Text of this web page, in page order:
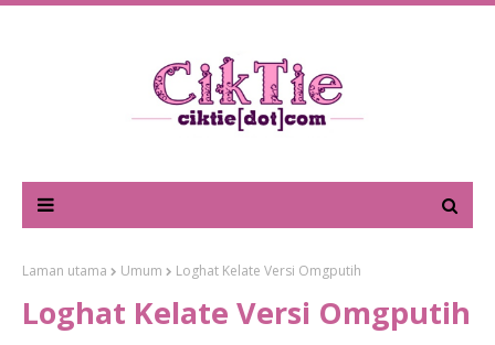
Laman utama Umum Loghat Kelate Versi Omgputih
Loghat Kelate Versi Omgputih